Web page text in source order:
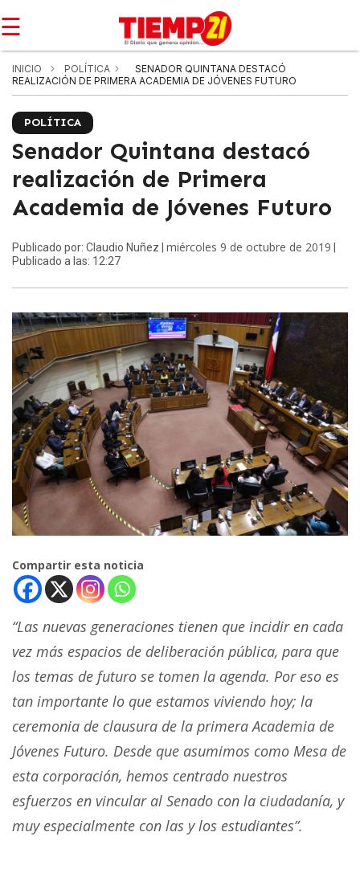
☰
INICIO POLÍTICA
SENADOR QUINTANA DESTACÓ
REALIZACIÓN DE PRIMERA ACADEMIA DE JÓVENES FUTURO
POLÍTICA
Senador Quintana destacó
realización de Primera
Academia de Jóvenes Futuro
Publicado por: Claudio Nuñez | miércoles 9 de octubre de 2019
Publicado a las: 12:27
Compartir esta noticia
“Las nuevas generaciones tienen que incidir en cada
vez más espacios de deliberación pública, para que
los temas de futuro se tomen la agenda. Por eso es
tan importante lo que estamos viviendo hoy; la
ceremonia de clausura de la primera Academia de
Jóvenes Futuro. Desde que asumimos como Mesa de
esta corporación, hemos centrado nuestros
esfuerzos en vincular al Senado con la ciudadanía, y
muy especialmente con las y los estudiantes”.